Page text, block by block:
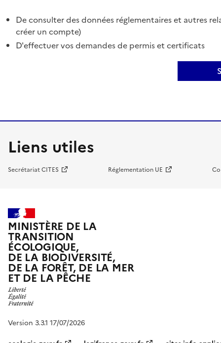
De consulter des données réglementaires et autres
créer un compte)
D'effectuer vos demandes de permis et certificats
Liens utiles
Secrétariat CITES Réglementation UE
MINISTÈRE DE LA
TRANSITION
ÉCOLOGIQUE,
DE LA BIODIVERSITÉ,
DE LA FORÊT, DE LA MER
ET DE LA PÊCHE
Version 3.3.1 17/07/2026